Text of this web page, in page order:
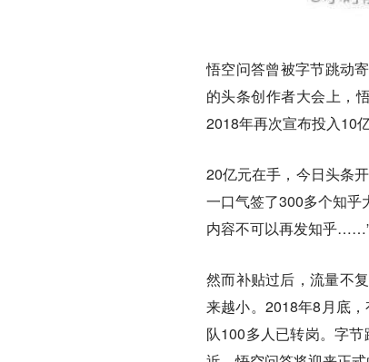
悟空问答曾被字节跳动
的头条创作者大会上，
2018年再次宣布投入10亿
20亿元在手，今日头条
一口气签了300多个知乎
内容不可以再发知乎……”
然而补贴过后，流量不
来越小。2018年8月底
队100多人已转岗。字